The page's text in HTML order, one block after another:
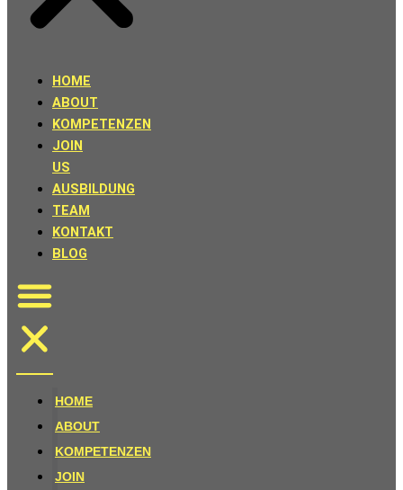
HOME
ABOUT
KOMPETENZEN
JOIN
US
AUSBILDUNG
TEAM
KONTAKT
BLOG
HOME
ABOUT
KOMPETENZEN
JOIN